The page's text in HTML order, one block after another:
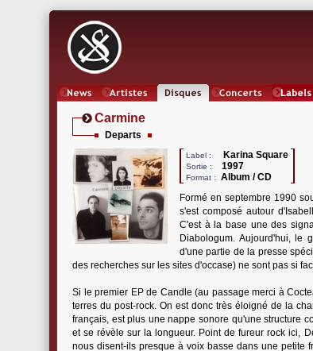
Carmine
Departs
Label : Karina Square
Sortie : 1997
Format :
Album / CD
Formé en septembre 1990
s'est composé autour
C'est à la base une des
Diabologum. Aujourd'hui, le
d'une partie de la presse
des recherches sur les sites d'occase) ne sont pas si
Si le premier EP de Candle (au passage merci à
terres du post-rock. On est donc très éloigné de la
français, est plus une nappe sonore qu'une structure
et se révèle sur la longueur. Point de fureur rock ici,
nous disent-ils presque à voix basse dans une petite